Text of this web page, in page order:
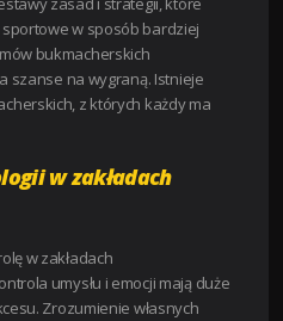
w sposób bardziej
bukmacherskich
szanse na wygraną. Istnieje
z których każdy ma
w zakładach
w zakładach
umysłu i emocji mają duże
Zrozumienie własnych